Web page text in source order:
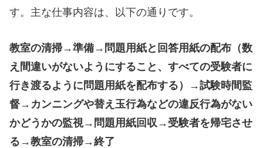
す。主な仕事内容は、以下の通りです。
教室の清掃→準備→問題用紙と回答用紙の配布（数
え間違いがないようにすること、すべての受験者に
行き渡るように問題用紙を配布する）→試験時間監
督→カンニングや替え玉行為などの違反行為がない
かどうかの監視→問題用紙回収→受験者を帰宅させ
る→教室の清掃→終了